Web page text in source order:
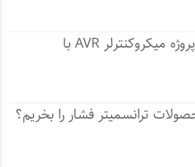
دانلود کتاب 11 پروژه میکروکنترلر AVR با
ترانسمیتر فشار را بخریم؟